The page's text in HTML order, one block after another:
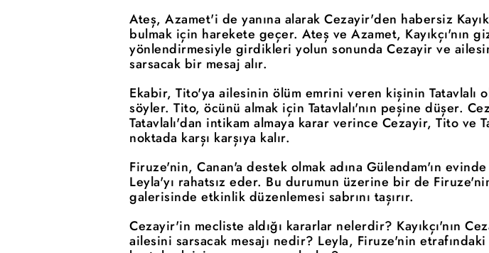
Ateş, Azamet'i de yanına alarak Cezayir'den habersiz
bulmak için harekete geçer. Ateş ve Azamet, Kayıkçı'nın
yönlendirmesiyle girdikleri yolun sonunda Cezayir ve
sarsacak bir mesaj alır.
Ekabir, Tito'ya ailesinin ölüm emrini veren kişinin Tatavlalı
söyler. Tito, öcünü almak için Tatavlalı'nın peşine düşer.
Tatavlalı'dan intikam almaya karar verince Cezayir, Tito ve
noktada karşı karşıya kalır.
Firuze'nin, Canan'a destek olmak adına Gülendam'ın evinde
Leyla'yı rahatsız eder. Bu durumun üzerine bir de
galerisinde etkinlik düzenlemesi sabrını taşırır.
Cezayir'in mecliste aldığı kararlar nelerdir? Kayıkçı'nın
ailesini sarsacak mesajı nedir? Leyla, Firuze'nin etrafındaki